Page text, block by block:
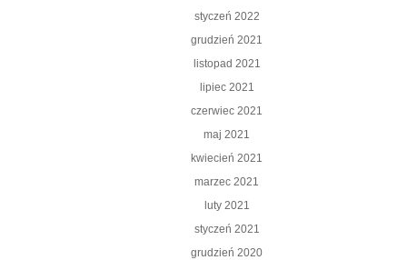
styczeń 2022
grudzień 2021
listopad 2021
lipiec 2021
czerwiec 2021
maj 2021
kwiecień 2021
marzec 2021
luty 2021
styczeń 2021
grudzień 2020